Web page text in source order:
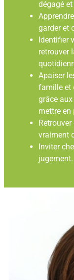
dégagé
garder et
Identifier
retrouver
Apaiser
famille et
grâce
mettre en
vraiment
Inviter
jugement.